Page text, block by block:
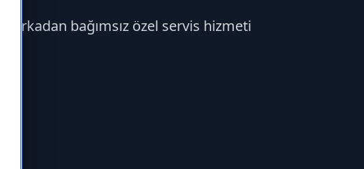
bağımsız özel servis hizmeti